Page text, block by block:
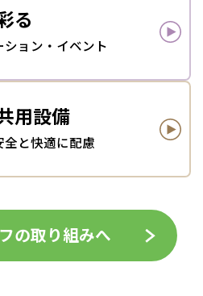
る
ション・イベント
用設備
全と快適に配慮
の取り組みへ